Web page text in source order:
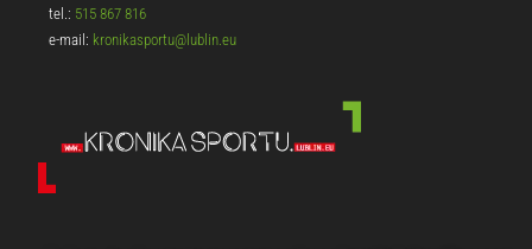
tel.: 515 867 816
e-mail: kronikasportu@lublin.eu